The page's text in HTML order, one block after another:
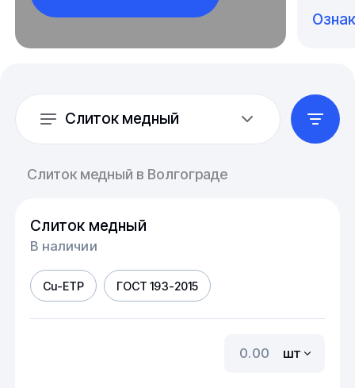
Слиток медный
Слиток медный в Волгограде
Слиток медный
В наличии
Cu-ETP ГОСТ 193-2015
шт